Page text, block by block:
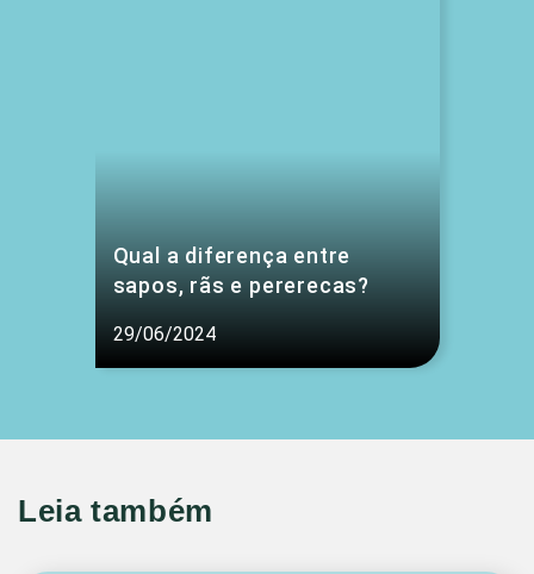
Qual a diferença entre
sapos, rãs e pererecas?
29/06/2024
Leia também